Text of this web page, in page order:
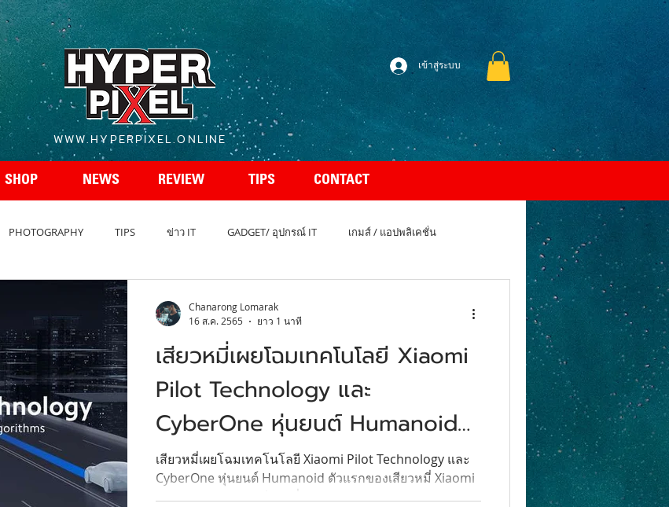
เข้าสู่ระบบ
WWW.HYPERPIXEL.ONLINE
SHOP NEWS REVIEW TIPS CONTACT
PHOTOGRAPHY TIPS ข่าว IT GADGET/ อุปกรณ์ IT เกมส์ / แอปพลิเคชั่น
สเปกโทรศัพท์
เสียวหมี่เผยโฉมเทคโนโลยี Xiaomi
Pilot Technology และ
CyberOne หุ่นยนต์ Humanoid
ตัวแรกของเสียวหมี่
เสียวหมี่เผยโฉมเทคโนโลยี Xiaomi Pilot Technology และ
CyberOne หุ่นยนต์ Humanoid ตัวแรกของเสียวหมี่ Xiaomi
Pilot Technology เสียวหมี่...
Chanarong Lomarak
16 ส.ค. 2565
ยาว 1 นาที